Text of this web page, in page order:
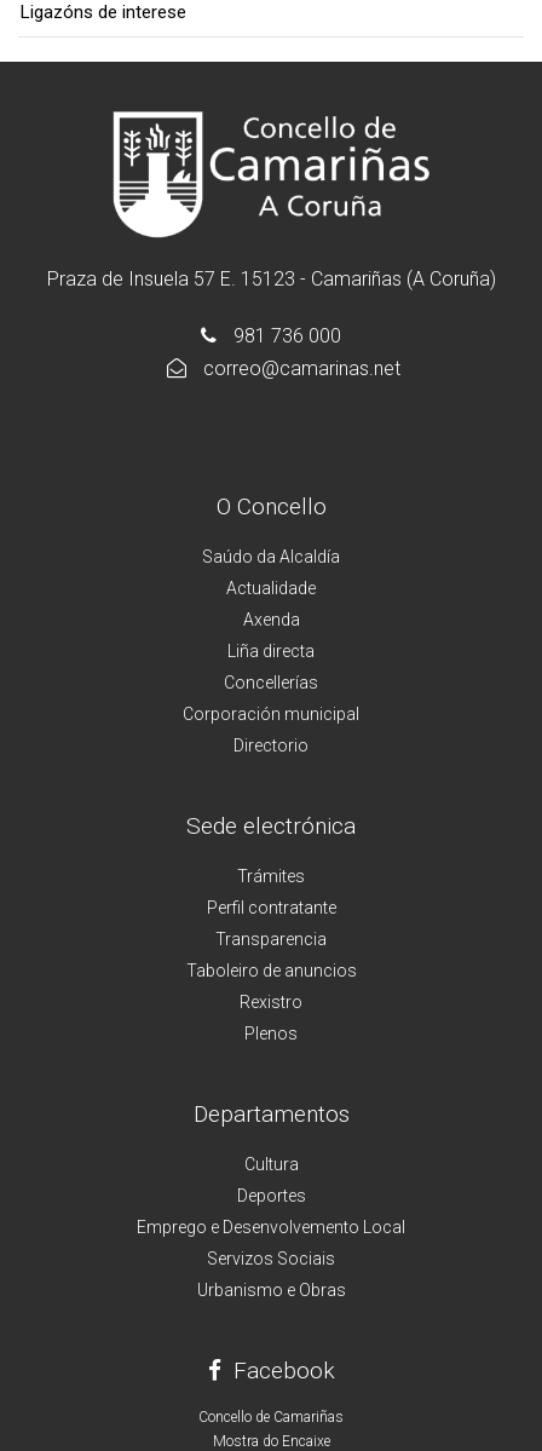
Ligazóns de interese
Praza de Insuela 57 E. 15123 - Camariñas (A Coruña)
981 736 000
correo@camarinas.net
O Concello
Saúdo da Alcaldía
Actualidade
Axenda
Liña directa
Concellerías
Corporación municipal
Directorio
Sede electrónica
Trámites
Perfil contratante
Transparencia
Taboleiro de anuncios
Rexistro
Plenos
Departamentos
Cultura
Deportes
Emprego e Desenvolvemento Local
Servizos Sociais
Urbanismo e Obras
Facebook
Concello de Camariñas
Mostra do Encaixe